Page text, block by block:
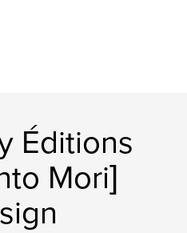
Éditions
Mori]